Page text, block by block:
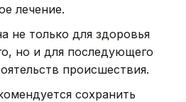
лечение.
не только для здоровья
но и для последующего
происшествия.
сохранить